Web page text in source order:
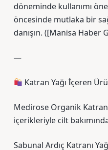
döneminde kullanımı
öncesinde mutlaka bir
danışın. ([Manisa Haber
—
Katran Yağı İçeren
Medirose Organik Katran
içerikleriyle cilt
Sabunal Ardıç Katranı